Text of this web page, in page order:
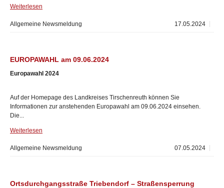
Weiterlesen
17.05.2024
Allgemeine Newsmeldung
EUROPAWAHL am 09.06.2024
Europawahl 2024
Auf der Homepage des Landkreises Tirschenreuth können Sie
Informationen zur anstehenden Europawahl am 09.06.2024 einsehen.
Die...
Weiterlesen
07.05.2024
Allgemeine Newsmeldung
Ortsdurchgangsstraße Triebendorf – Straßensperrung